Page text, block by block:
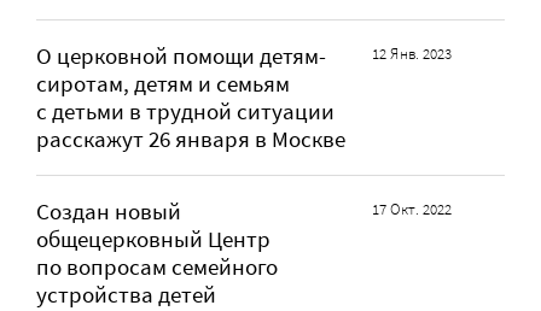
О церковной помощи детям-
сиротам, детям и семьям
с детьми в трудной ситуации
расскажут 26 января в Москве
12 Янв. 2023
Создан новый
общецерковный Центр
по вопросам семейного
устройства детей
17 Окт. 2022